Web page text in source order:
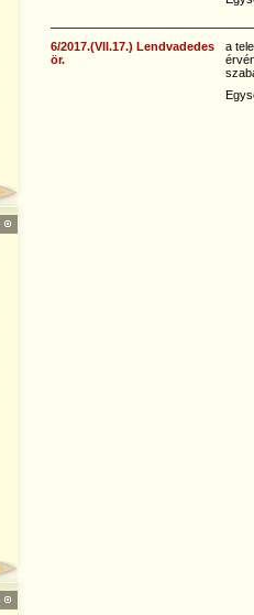
6/2017.(VII.17.) Lendvadedes
ör.
a